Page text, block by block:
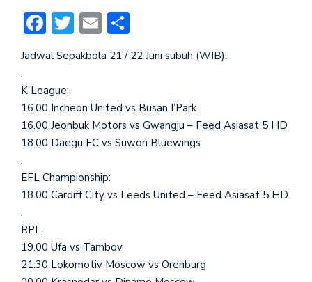
Facebook
Twitter
Email
Jadwal Sepakbola 21 / 22 Juni subuh (WIB)..
.
K League:
16.00 Incheon United vs Busan I’Park
16.00 Jeonbuk Motors vs Gwangju – Feed Asiasat 5 HD
18.00 Daegu FC vs Suwon Bluewings
.
EFL Championship:
18.00 Cardiff City vs Leeds United – Feed Asiasat 5 HD
.
RPL:
19.00 Ufa vs Tambov
21.30 Lokomotiv Moscow vs Orenburg